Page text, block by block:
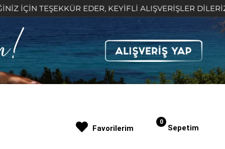
TEŞEKKÜR EDER, KEYİFLİ ALIŞVERİŞLER DİLERİZ 🤍
Sepetim
0
Favorilerim